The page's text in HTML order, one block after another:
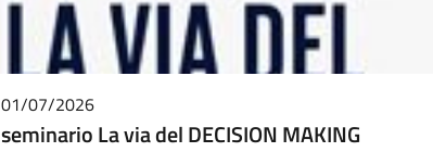
01/07/2026
seminario La via del DECISION MAKING